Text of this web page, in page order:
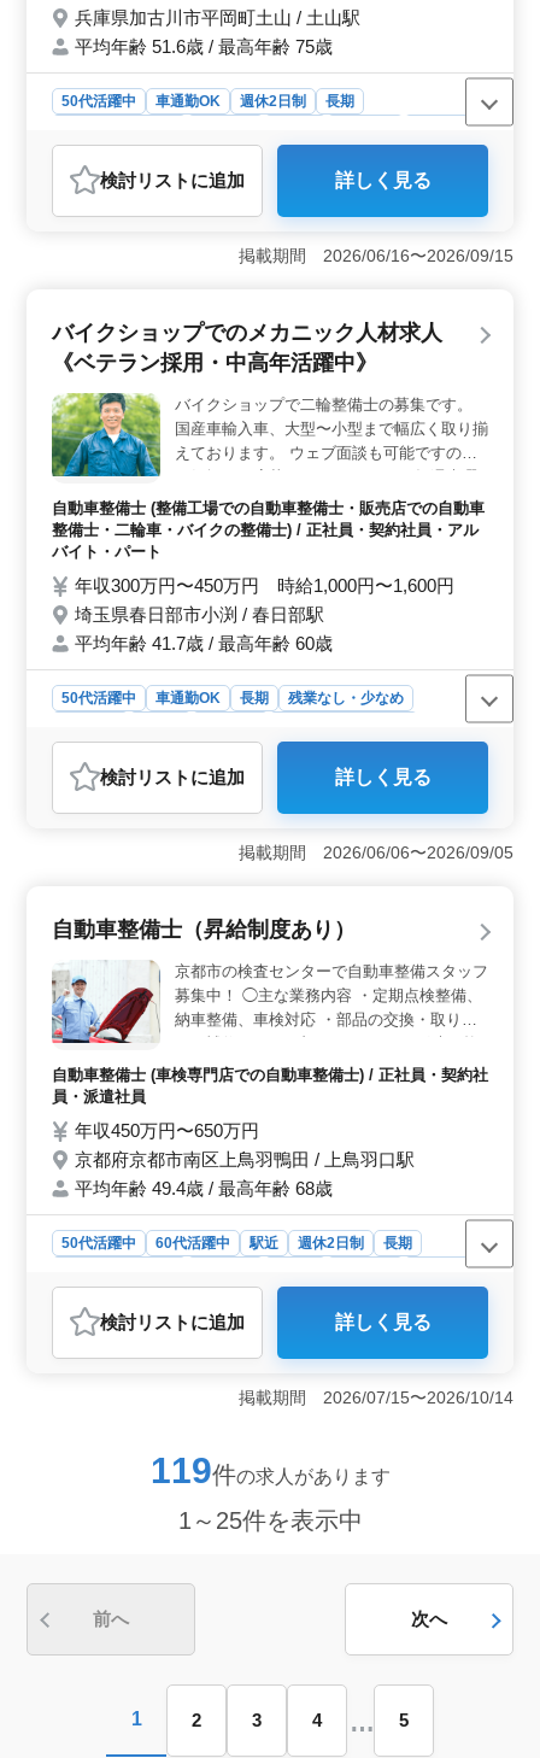
兵庫県加古川市平岡町土山 / 土山駅
平均年齢 51.6歳 / 最高年齢 75歳
50代活躍中 車通勤OK 週休2日制
長期
派遣社員
おすすめポイント
＜経験豊富な整備士を募集＞ 自動車整備士経験5年以上
の方を求めています。バイク用品店での整備業務に携わ
り、様々な車種やメーカーのバイクのメンテナンスや定
方々も大歓迎です。 ＜安定した給与と福利厚生＞
年収は400万円から520万円で、通勤手当は全額支給され
生などの福利厚生も整っています。安定した環境で働く
ことができます。 ＜プライベートも充実の完全週休
二日制＞ 完全週休二日制を採用しており、プライベー
トを充実させながら働くことができます。シフト制の休
日や年間110日の休暇を利用して、家族や趣味との時間を
大切にできます。
検討リスト に追加 詳しく見る
掲載期間 2026/06/16〜2026/09/15
バイクショップでのメカニック人材求人
《ベテラン採用・中高年活躍中》
バイクショップで二輪整備士の募集です。
国産車輸入車、大型〜小型まで幅広く取り揃
えております。 ウェブ面談も可能ですので
お気軽にご応募くださいませ。 ・毎週木曜
日定休日（4週6～7休） ・50代以上のベテラ
ンさん採用を考えております。 ・交通費全
自動車整備士 (整備工場での自動車整備士・販売店での自動車
整備士・二輪車・バイクの整備士) / 正社員・契約社員・アル
バイト・パート
年収300万円〜450万円 時給1,000円〜1,600円
埼玉県春日部市小渕 / 春日部駅
平均年齢 41.7歳 / 最高年齢 60歳
50代活躍中 車通勤OK 長期
残業なし・少なめ
おすすめポイント
＜安定した雇用環境＞ バイクショップでは中高年の活
躍を支援し、定期的な休暇と交通費全額支給など、働き
やすい環境が整っています。企業の従業員数が100人と大
は検査員の資格を持つ方を求めています。バイクショッ
プでは、ベテランの方々の経験や技術を活かした作業が
求められます。 ＜充実した福利厚生＞ 雇用・労
災・健康・厚生などの福利厚生が整っています。休憩時
間も90分あり、健康面でも配慮されています。さらに、
バイクの種類が幅広く取り揃えられているため、技術の
幅広い向上が期待されます。
検討リスト に追加 詳しく見る
掲載期間 2026/06/06〜2026/09/05
自動車整備士（昇給制度あり）
京都市の検査センターで自動車整備スタッフ
募集中！ ◯主な業務内容 ・定期点検整備、
納車整備、車検対応 ・部品の交換・取り付
備業務全般 ・お客さんの見積もり対応 ・カ
活躍中です。 アットホームで働きやすい企
業です。 ＊賞与あり ＊昇給制度あり ＊バイ
ク・自転車通勤OK ＊50歳以上活躍中 ＊60
歳以上活躍中
自動車整備士 (車検専門店での自動車整備士) / 正社員・契約社
員・派遣社員
年収450万円〜650万円
京都府京都市南区上鳥羽鴨田 / 上鳥羽口駅
平均年齢 49.4歳 / 最高年齢 68歳
50代活躍中 60代活躍中 駅近 週休2日制
長期
派遣社員
おすすめポイント
＜シニア世代が活躍できる職場＞ シニア世代のベテラン
スタッフも活躍しており、経験豊富な方が安心して働け
る環境です。年齢に関係なくキャリアを積みたい方にお
小規模な職場で、アットホームな雰囲気が特徴。コミュ
ニケーションが取りやすく、ストレスの少ない職場環境
給・賞与ありの安定収入＞ 給与は高水準で、昇給制度や
検討リスト に追加 詳しく見る
掲載期間 2026/07/15〜2026/10/14
119件の求人があります
1～25件を表示中
前へ 次へ
1 2 3 4 … 5